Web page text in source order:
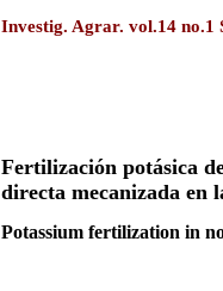
Investig. Agrar. vol.14 no.1
Fertilización potásica
directa mecanizada en
Potassium fertilization in